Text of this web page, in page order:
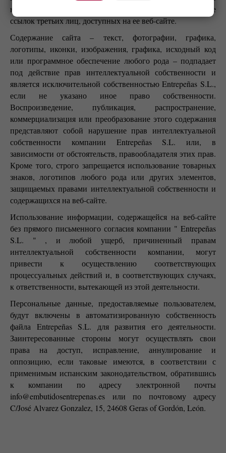
несет ответственности за подключение или содержание
ссылок третьих лиц, доступных на ее веб-сайте.
Содержание сайта – текст, фотографии, графика,
логотипы, иконки, изображения, графика, исходный код
или программное обеспечение любого рода – подпадает
под действие прав интеллектуальной собственности и
является исключительной собственностью Entrepeñas S.L.,
если не указано иное право собственности.
Воспроизведение, публикация, распространение,
коммерциализация или преобразование этого содержания
представляют собой нарушение прав интеллектуальной
собственности компании Entrepeñas S.L. или, в
зависимости от обстоятельств, правообладателя этих прав.
Кроме того, строго запрещается использование товарных
знаков, логотипов любого рода или других элементов,
защищаемых правами интеллектуальной собственности и
содержащихся на веб-сайте.
Использование информации, содержащейся на веб-сайте
без прямого письменного согласия компании " Entrepeñas
S.L. " , и любой ущерб, причиненный правам
интеллектуальной собственности компании, могут
привести к осуществлению соответствующих
процессуальных действий и, в соответствующих случаях,
к ответственности, вытекающей из этой деятельности.
Персональные данные, предоставляемые пользователем,
будут включены в автоматизированную собственность
файла Entrepeñas S.L. для развития его деятельности.
Заинтересованные стороны могут осуществлять свои
права на доступ, исправление, аннулирование и
оппозицию, если таковые имеются, в соответствии с
применимым испанским законодательством, обратившись
к компании по адресу электронной почты
info@embutidosentrepenas.es или по почтовому адресу
C/José Alvarez Gonzalez, 15, 24608 Geras of Gordón, León.